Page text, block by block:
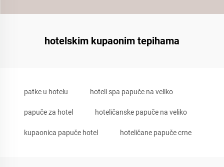
hotelskim kupaonim tepihama
patke u hotelu hoteli spa papuče na veliko
papuče za hotel hoteličanske papuče na veliko
kupaonica papuče hotel hoteličane papuče crne